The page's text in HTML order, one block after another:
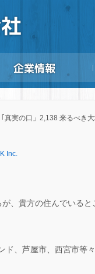
｢真実の口」2,138 来るべき
Inc.
、貴方の住んでいると
、芦屋市、西宮市等